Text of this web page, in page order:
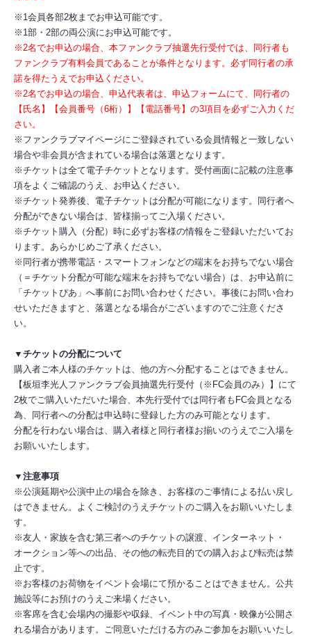
※1会員各部2枚までお申込可能です。
※1部・2部の両公演にお申込可能です。
※2名でお申込の場合、本ファンクラブ抽選先行受付では、同行者も
ファンクラブ有料会員であることが条件となります。必ず同行者の承
諾を得たうえでお申込ください。
※2名でお申込の場合、申込代表者は、申込フォームにて、同行者の
【氏名】【会員番号（6桁）】【電話番号】の3項目を必ずご入力くだ
さい。
※ファンクラブマイページにご登録されている会員情報と一致しない
場合や非会員が含まれている場合は落選となります。
※チケットは全て電子チケットとなります。受付画面に記載の注意事
項をよくご確認のうえ、お申込ください。
※チケット発券後、電子チケットは分配が可能になります。同行者へ
分配ができない場合は、皆様揃ってご入場ください。
※チケット購入（分配）時に必ずお客様の情報をご登録いただいてお
ります。あらかじめご了承ください。
※同行者が携帯電話・スマートフォンなどの端末をお持ちでない場合
（＝チケット分配が可能な端末をお持ちでない場合）は、お申込前に
「チケットぴあ」へ事前にお問い合わせください。事後にお問い合わ
せいただきますと、落選となる場合がございますのでご注意くださ
い。
▼チケットの分配について
購入者ご本人様のチケットは、他の方へ分配することはできません。
【板垣李光人ファンクラブ会員抽選先行受付（※FC会員のみ）】にて
2枚でご購入いただいた場合、本先行受付では同行者もFC会員となる
為、同行者への分配は申込時に登録した方のみ可能となります。
分配を行わない場合は、購入者様と同行者様お揃いのうえでご入場を
お願いいたします。
▼注意事項
※公演延期や公演中止の場合を除き、お客様のご事情による払い戻し
はできません。よくご検討のうえチケットのご購入をお願いいたしま
す。
※友人・家族を含む第三者へのチケットの譲渡、インターネット・
オークション等への出品、その他の転売目的での購入および転売は禁
止です。
※お客様のお荷物をイベント会場にて預かることはできません。公共
施設等にお預けのうえご来場ください。
※客席を含む会場内の撮影や収録、イベント中の写真・映像が公開さ
れる場合があります。ご同意いただける方のみご参加をお願いいたし